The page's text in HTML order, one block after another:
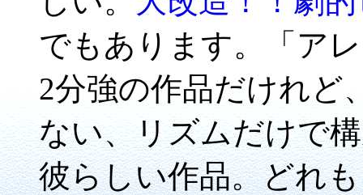
でもあります。「ア
2分強の作品だけれど
ない、リズムだけで
彼らしい作品。どれ